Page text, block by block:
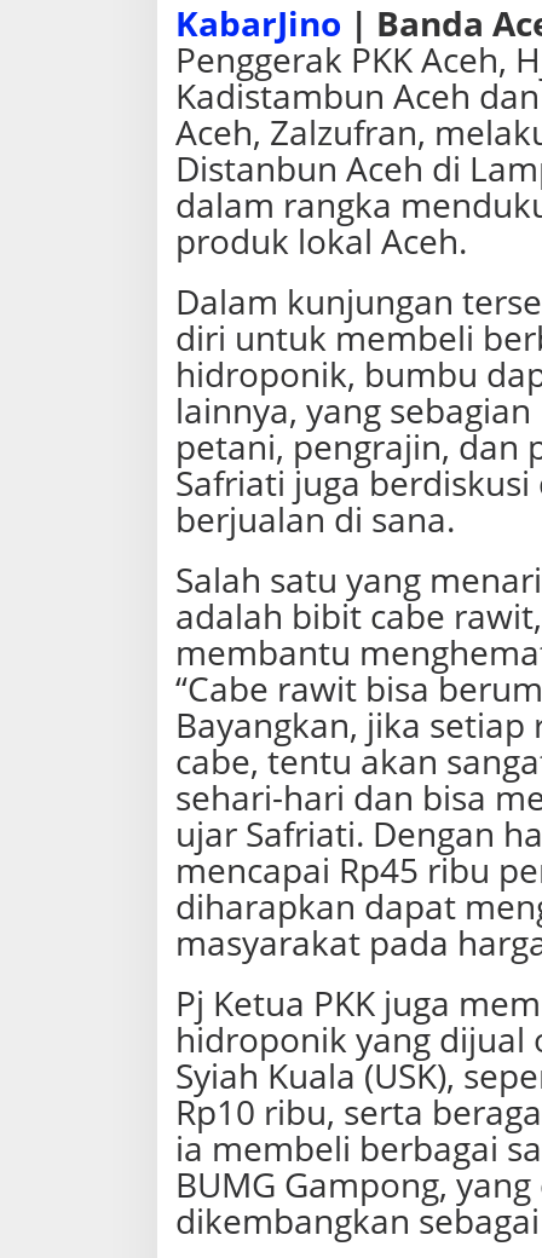
i
s
t
a
n
b
u
n
A
c
e
KabarJino | Banda
Penggerak PKK Aceh,
Kadistambun Aceh
Aceh, Zalzufran,
Distanbun Aceh di
dalam rangka
produk lokal Aceh.
Dalam kunjungan
diri untuk membeli
hidroponik, bumbu
lainnya, yang
petani, pengrajin, dan
Safriati juga
berjualan di sana.
Salah satu yang
adalah bibit cabe
membantu
“Cabe rawit bisa
Bayangkan, jika
cabe, tentu akan
sehari-hari dan bisa
ujar Safriati. Dengan
mencapai Rp45 ribu
diharapkan dapat
masyarakat pada
Pj Ketua PKK juga
hidroponik yang dijual
Syiah Kuala (USK),
Rp10 ribu, serta
ia membeli berbagai
BUMG Gampong,
dikembangkan